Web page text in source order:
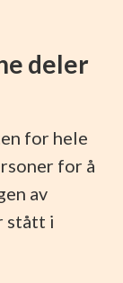
deler
for hele
for å
av
stått i